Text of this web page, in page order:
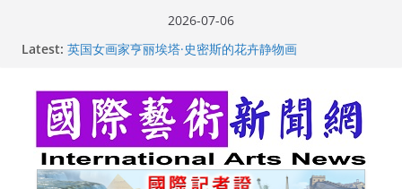
2026-07-06
Latest: 英国女画家亨丽埃塔·史密斯的花卉静物画
美国人
玛丽安娜·卡拉切娃的绘画：幽默和难以言喻的快乐
苏方 ：“字”得其乐